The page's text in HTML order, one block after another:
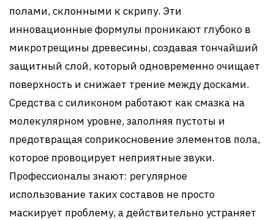
полами, склонными к скрипу. Эти
инновационные формулы проникают глубоко в
микротрещины древесины, создавая тончайший
защитный слой, который одновременно очищает
поверхность и снижает трение между досками.
Средства с силиконом работают как смазка на
молекулярном уровне, заполняя пустоты и
предотвращая соприкосновение элементов пола,
которое провоцирует неприятные звуки.
Профессионалы знают: регулярное
использование таких составов не просто
маскирует проблему, а действительно устраняет